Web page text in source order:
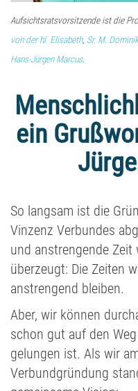
Aufsichtsratsvorsitzende ist die
von der hl. Elisabeth, Sr. M.
Hans-Jürgen Marcus.
ein
So langsam ist die
Vinzenz Verbundes
und anstrengende
überzeugt: Die Zeiten
anstrengend bleiben.
Aber, wir können
schon gut auf den
gelungen ist. Als wir
Verbundgründung